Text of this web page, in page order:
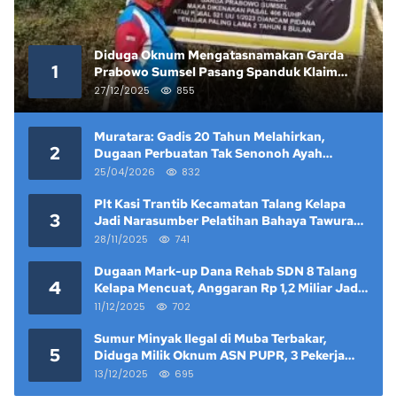
1
Diduga Oknum Mengatasnamakan Garda
Prabowo Sumsel Pasang Spanduk Klaim
Lahan yang Telah Diputus Pengadilan
27/12/2025 855
2
Muratara: Gadis 20 Tahun Melahirkan,
Dugaan Perbuatan Tak Senonoh Ayah
Kandung Mencuat
25/04/2026 832
3
Plt Kasi Trantib Kecamatan Talang Kelapa
Jadi Narasumber Pelatihan Bahaya Tawuran
dan Narkoba di Keramat Raya
28/11/2025 741
4
Dugaan Mark-up Dana Rehab SDN 8 Talang
Kelapa Mencuat, Anggaran Rp 1,2 Miliar Jadi
Sorotan
11/12/2025 702
5
Sumur Minyak Ilegal di Muba Terbakar,
Diduga Milik Oknum ASN PUPR, 3 Pekerja
Tewas
13/12/2025 695